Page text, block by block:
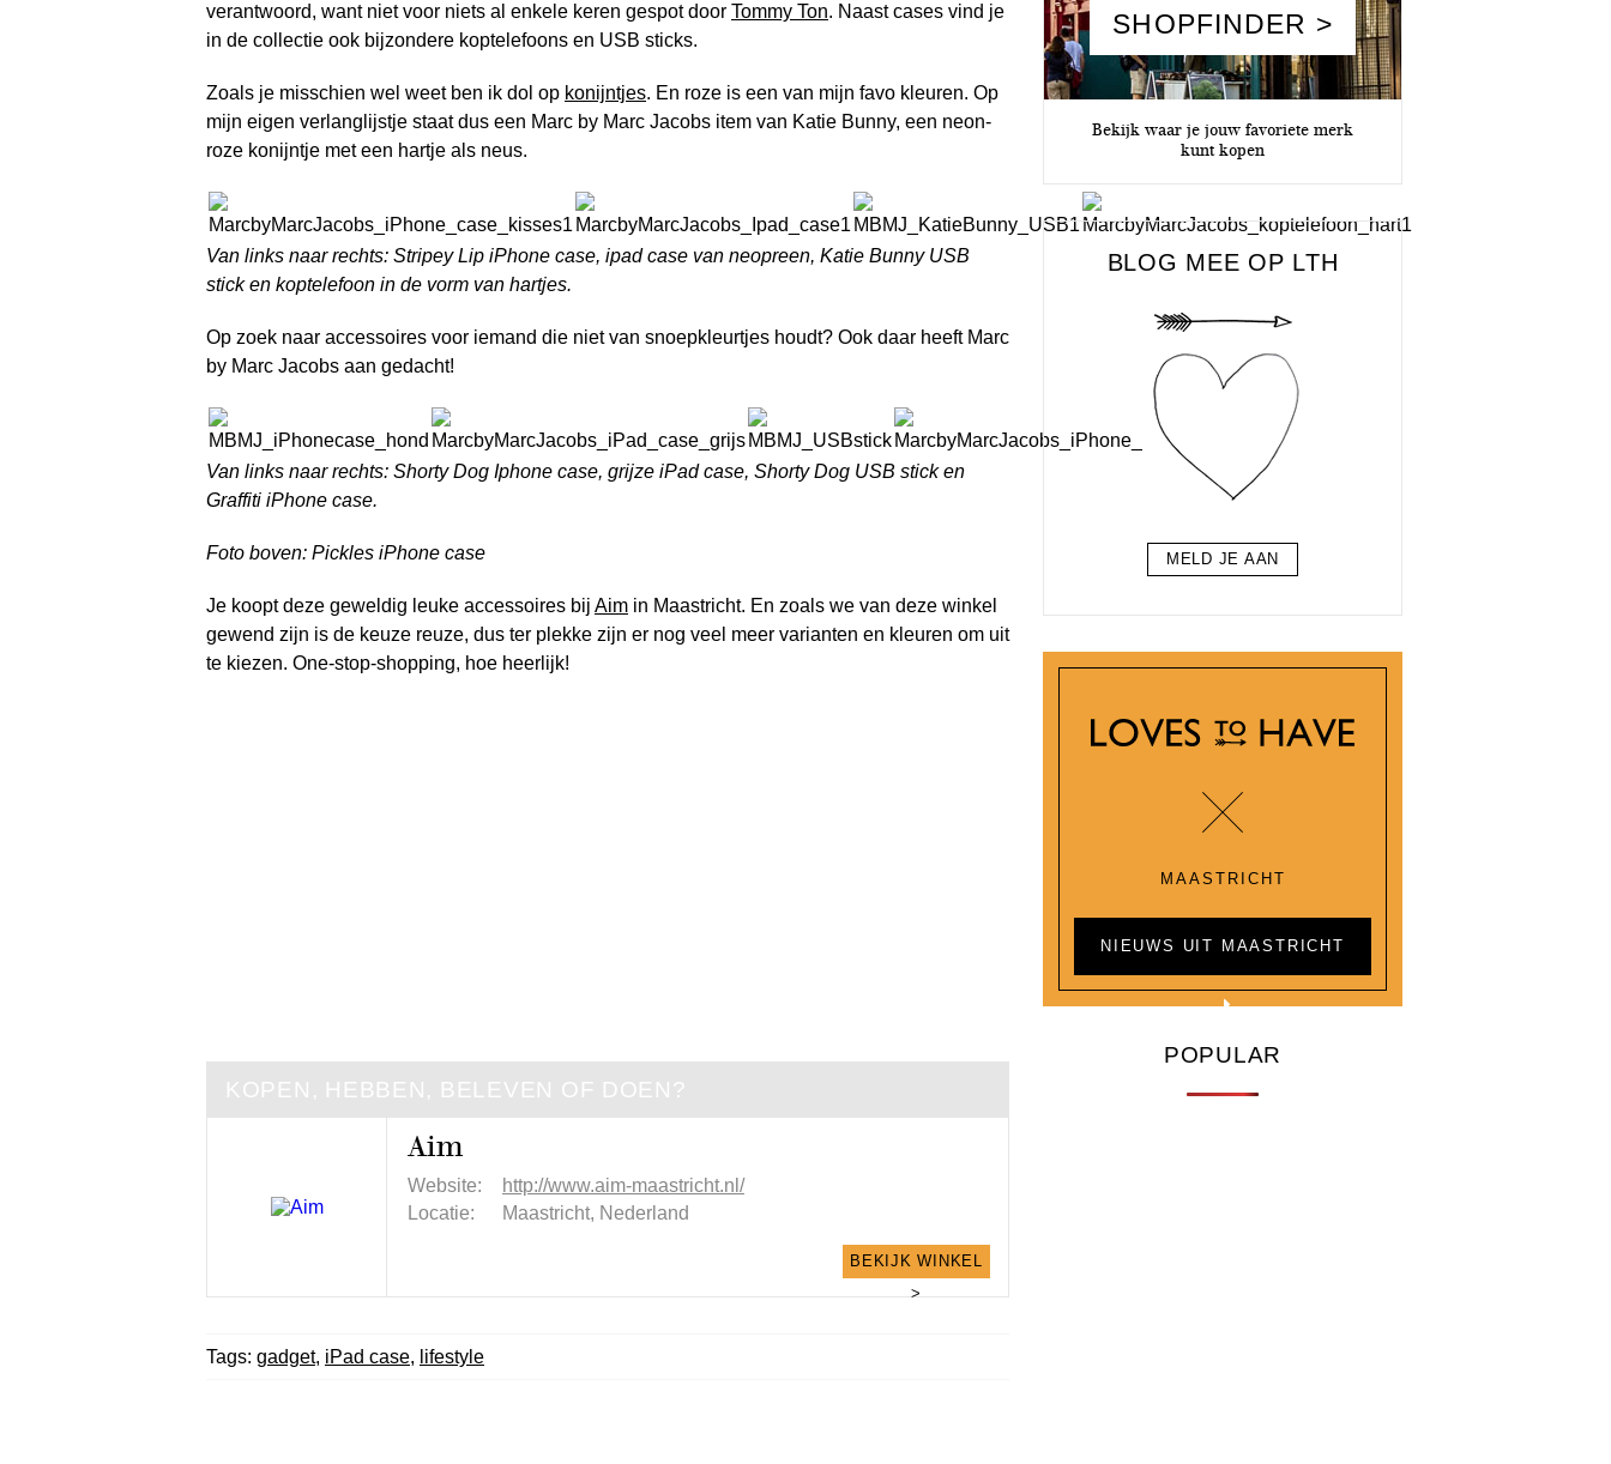
verantwoord, want niet voor niets al enkele keren gespot door Tommy Ton. Naast cases vind je
in de collectie ook bijzondere koptelefoons en USB sticks.
Zoals je misschien wel weet ben ik dol op konijntjes. En roze is een van mijn favo kleuren. Op
mijn eigen verlanglijstje staat dus een Marc by Marc Jacobs item van Katie Bunny, een neon-
roze konijntje met een hartje als neus.
Van links naar rechts: Stripey Lip iPhone case, ipad case van neopreen, Katie Bunny USB
stick en koptelefoon in de vorm van hartjes.
Op zoek naar accessoires voor iemand die niet van snoepkleurtjes houdt? Ook daar heeft Marc
by Marc Jacobs aan gedacht!
Van links naar rechts: Shorty Dog Iphone case, grijze iPad case, Shorty Dog USB stick en
Graffiti iPhone case.
Foto boven: Pickles iPhone case
Je koopt deze geweldig leuke accessoires bij Aim in Maastricht. En zoals we van deze winkel
gewend zijn is de keuze reuze, dus ter plekke zijn er nog veel meer varianten en kleuren om uit
te kiezen. One-stop-shopping, hoe heerlijk!
KOPEN, HEBBEN, BELEVEN OF DOEN?
Aim
Website:
http://www.aim-maastricht.nl/
Locatie:
Maastricht, Nederland
BEKIJK WINKEL
>
Tags: gadget, iPad case, lifestyle
SHOPFINDER >
Bekijk waar je jouw favoriete merk
kunt kopen
BLOG MEE OP LTH
MELD JE AAN
MAASTRICHT
NIEUWS UIT MAASTRICHT
POPULAR